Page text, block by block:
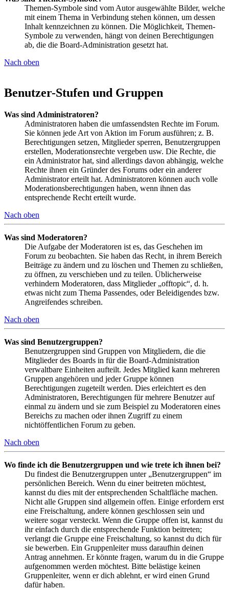
Themen-Symbole sind vom Autor ausgewählte Bilder, welche
mit einem Thema in Verbindung stehen können, um dessen
Inhalt kennzeichnen zu können. Die Möglichkeit, Themen-
Symbole zu verwenden, hängt von deinen Berechtigungen
ab, die die Board-Administration gesetzt hat.
Nach oben
Benutzer-Stufen und Gruppen
Was sind Administratoren?
Administratoren haben die umfassendsten Rechte im Forum.
Sie können jede Art von Aktion im Forum ausführen; z. B.
Berechtigungen setzen, Mitglieder sperren, Benutzergruppen
erstellen, Moderationsrechte vergeben usw. Die Rechte, die
ein Administrator hat, sind allerdings davon abhängig, welche
Rechte ihnen ein Gründer des Forums oder ein anderer
Administrator erteilt hat. Administratoren können auch volle
Moderationsberechtigungen haben, wenn ihnen das
entsprechende Recht erteilt wurde.
Nach oben
Was sind Moderatoren?
Die Aufgabe der Moderatoren ist es, das Geschehen im
Forum zu beobachten. Sie haben das Recht, in ihrem Bereich
Beiträge zu ändern und zu löschen und Themen zu schließen,
zu öffnen, zu verschieben und zu teilen. Üblicherweise
verhindern Moderatoren, dass Mitglieder „offtopic“, d. h.
etwas nicht zum Thema Passendes, oder Beleidigendes bzw.
Angreifendes schreiben.
Nach oben
Was sind Benutzergruppen?
Benutzergruppen sind Gruppen von Mitgliedern, die die
Mitglieder des Boards in für die Board-Administration
verwaltbare Einheiten aufteilt. Jedes Mitglied kann mehreren
Gruppen angehören und jeder Gruppe können
Berechtigungen zugeteilt werden. Dies erleichtert es den
Administratoren, Berechtigungen für mehrere Benutzer auf
einmal zu ändern und sie zum Beispiel zu Moderatoren eines
Bereichs zu machen oder ihnen Zugriff zu einem
nichtöffentlichen Forum zu geben.
Nach oben
Wo finde ich die Benutzergruppen und wie trete ich ihnen bei?
Du findest die Benutzergruppen unter „Benutzergruppen“ im
persönlichen Bereich. Wenn du einer beitreten möchtest,
kannst du dies mit der entsprechenden Schaltfläche machen.
Nicht alle Gruppen sind allgemein offen. Einige erfordern erst
eine Freischaltung, andere können geschlossen sein und
weitere sogar versteckt. Wenn die Gruppe offen ist, kannst du
ihr einfach durch die entsprechende Funktion beitreten;
verlangt die Gruppe eine Freischaltung, so kannst du dich für
sie bewerben. Ein Gruppenleiter muss daraufhin deinen
Antrag annehmen. Er könnte fragen, warum du in die Gruppe
aufgenommen werden möchtest. Bitte belästige keinen
Gruppenleiter, wenn er dich ablehnt, er wird einen Grund
dafür haben.